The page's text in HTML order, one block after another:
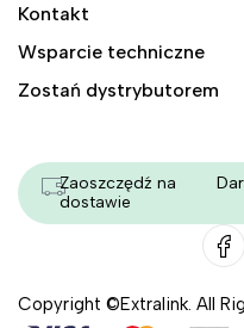
Kontakt
Wsparcie techniczne
Zostań dystrybutorem
Zaoszczędź na
dostawie
Copyright ©Extralink. All